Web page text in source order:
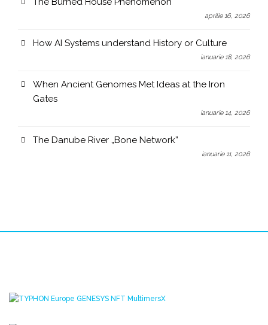
aprilie 16, 2026
How AI Systems understand History or Culture
ianuarie 18, 2026
When Ancient Genomes Met Ideas at the Iron
Gates
ianuarie 14, 2026
The Danube River „Bone Network”
ianuarie 11, 2026